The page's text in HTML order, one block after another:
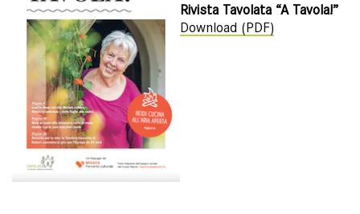
Rivista Tavolata “A Tavola!”
Download (PDF)